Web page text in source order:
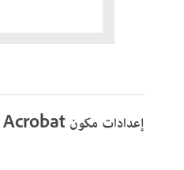
إعدادات مكون Adobe Acrobat الإضافي